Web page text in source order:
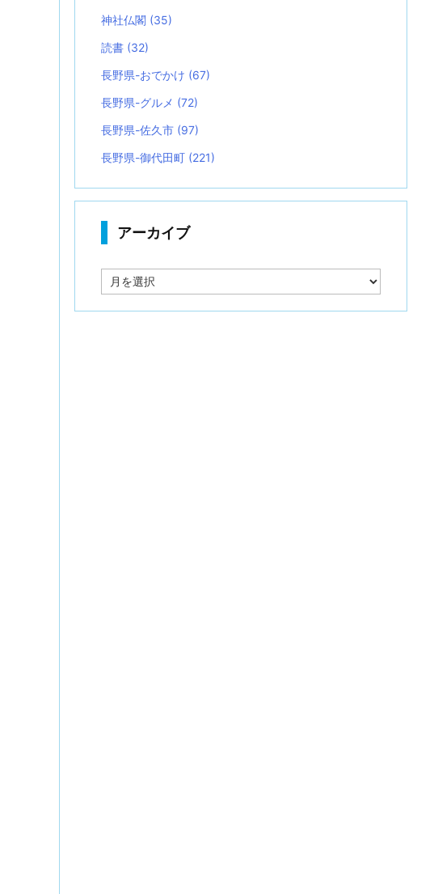
神社仏閣 (35)
読書 (32)
長野県-おでかけ (67)
長野県-グルメ (72)
長野県-佐久市 (97)
長野県-御代田町 (221)
アーカイブ
ー